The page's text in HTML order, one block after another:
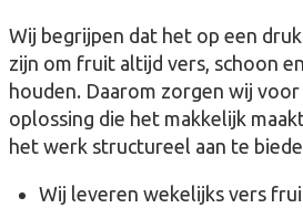
Wij begrijpen dat het op een
zijn om fruit altijd vers, schoon
houden. Daarom zorgen wij
oplossing die het makkelijk
het werk structureel aan te
Wij leveren wekelijks vers